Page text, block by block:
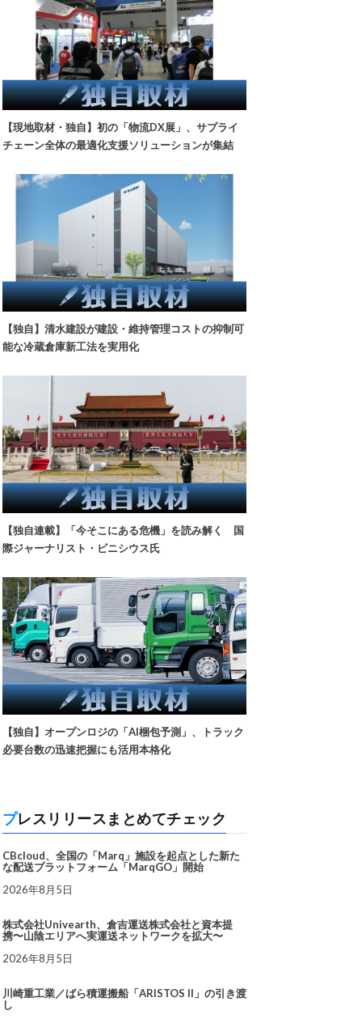
【現地取材・独自】初の「物流DX展」、サプライ
チェーン全体の最適化支援ソリューションが集結
【独自】清水建設が建設・維持管理コストの抑制可
能な冷蔵倉庫新工法を実用化
【独自連載】「今そこにある危機」を読み解く 国
際ジャーナリスト・ビニシウス氏
【独自】オープンロジの「AI梱包予測」、トラック
必要台数の迅速把握にも活用本格化
プレスリリースまとめてチェック
CBcloud、全国の「Marq」施設を起点とした新た
な配送プラットフォーム「MarqGO」開始
2026年8月5日
株式会社Univearth、倉吉運送株式会社と資本提
携〜山陰エリアへ実運送ネットワークを拡大〜
2026年8月5日
川崎重工業／ばら積運搬船「ARISTOS II」の引き渡
し